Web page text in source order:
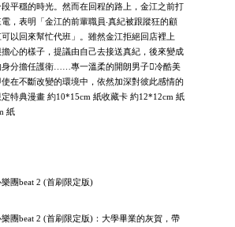
平穩的時光。然而在回程的路上，金江之前打
，表明「金江的前輩職員‧真紀被跟蹤狂的顧
以回來幫忙代班」。雖然金江拒絕回店裡上
心的樣子，提議由自己去接送真紀，後來變成
身分擔任護衛……專一溫柔的開朗男子冷酷美
在不斷改變的環境中，依然加深對彼此感情的
特典漫畫 約10*15cm 紙收藏卡 約12*12cm 紙
紙
團beat 2 (首刷限定版)
團beat 2 (首刷限定版)：大學畢業的灰賀，帶